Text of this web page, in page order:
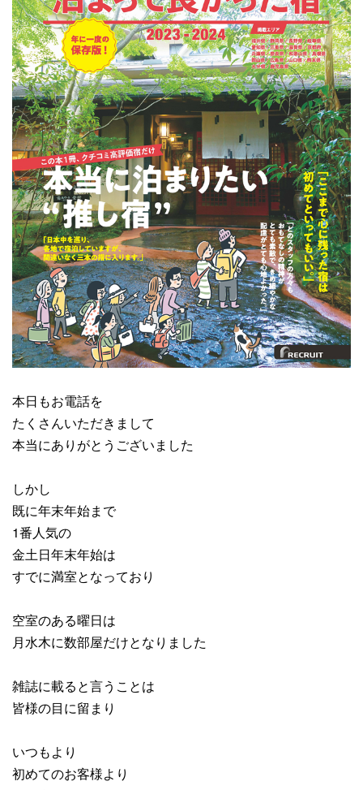
本日もお電話を
たくさんいただきまして
本当にありがとうございました
しかし
既に年末年始まで
1番人気の
金土日年末年始は
すでに満室となっており
空室のある曜日は
月水木に数部屋だけとなりました
雑誌に載ると言うことは
皆様の目に留まり
いつもより
初めてのお客様より